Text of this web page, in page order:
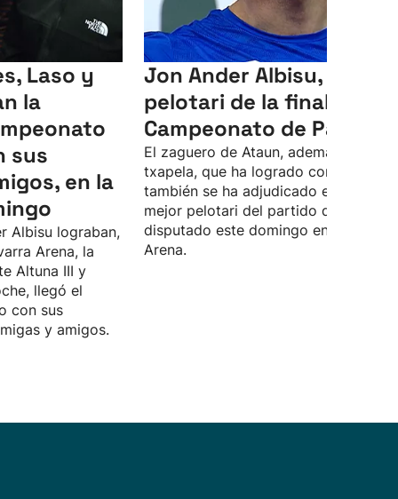
Laso y
la
sus
en la
Albisu lograban,
Arena, la
Altuna III y
llegó el
con sus
y amigos.
Jon Ander Albisu, mejor
pelotari de la final del
Campeonato de Parejas
El zaguero de Ataun, además de la
txapela, que ha logrado con Unai
también se ha adjudicado el premio
mejor pelotari del partido definitivo,
disputado este domingo en el
Arena.